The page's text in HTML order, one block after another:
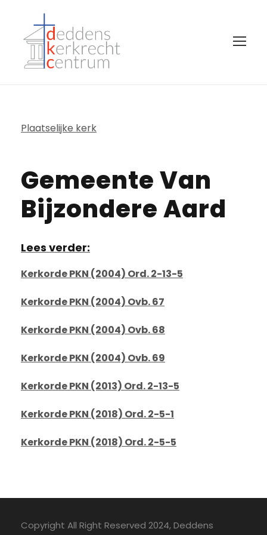
Plaatselijke kerk
Gemeente Van
Bijzondere Aard
Lees verder:
Kerkorde PKN (2004) Ord. 2-13-5
Kerkorde PKN (2004) Ovb. 67
Kerkorde PKN (2004) Ovb. 68
Kerkorde PKN (2004) Ovb. 69
Kerkorde PKN (2013) Ord. 2-13-5
Kerkorde PKN (2018) Ord. 2-5-1
Kerkorde PKN (2018) Ord. 2-5-5
Copyright All Right Reserved 2024, Deddens